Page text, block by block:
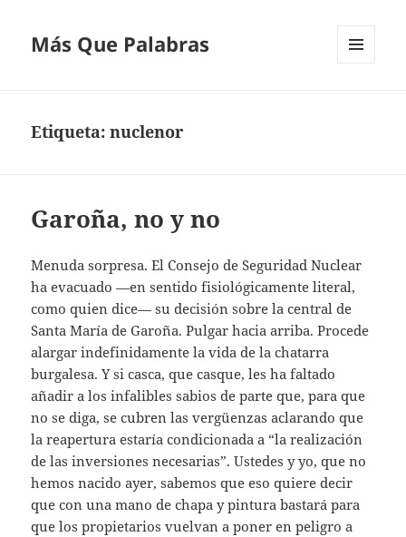
Más Que Palabras
Etiqueta:nuclenor
Garoña, no y no
Menuda sorpresa. El Consejo de Seguridad Nuclear
ha evacuado —en sentido fisiológicamente literal,
como quien dice— su decisión sobre la central de
Santa María de Garoña. Pulgar hacia arriba. Procede
alargar indefinidamente la vida de la chatarra
burgalesa. Y si casca, que casque, les ha faltado
añadir a los infalibles sabios de parte que, para que
no se diga, se cubren las vergüenzas aclarando que
la reapertura estaría condicionada a “la realización
de las inversiones necesarias”. Ustedes y yo, que no
hemos nacido ayer, sabemos que eso quiere decir
que con una mano de chapa y pintura bastará para
que los propietarios vuelvan a poner en peligro a